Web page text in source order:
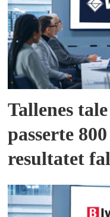
Tallenes
passerte
resultatet